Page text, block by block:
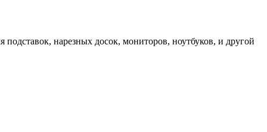
нарезных досок, мониторов, ноутбуков, и другой